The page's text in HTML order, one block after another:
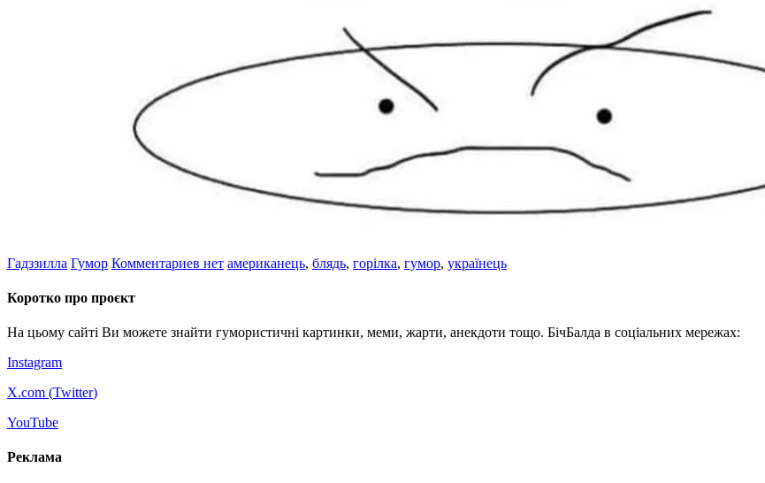
Гадззилла Гумор Комментариев нет американець, блядь, горілка, гумор, українець
Коротко про проєкт
На цьому сайті Ви можете знайти гумористичні картинки, меми, жарти, анекдоти тощо. БічБалда в соціальних мережах:
Instagram
X.com (Twitter)
YouTube
Реклама